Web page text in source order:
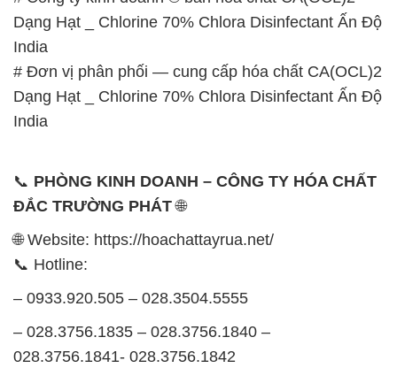
📞PHÒNG KINH DOANH – CÔNG TY HÓA CHẤT
ĐẮC TRƯỜNG PHÁT🌐
🌐 Website: https://hoachattayrua.net/
– 0933.920.505 – 028.3504.5555
028.3756.1841- 028.3756.1842
0902.765.866
📧 Email: hoachat@dactruongphat.vn